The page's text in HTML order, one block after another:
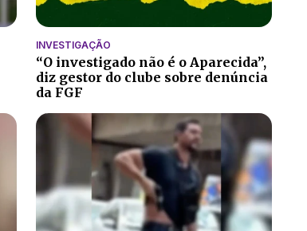
INVESTIGAÇÃO
“O investigado não é o Aparecida”,
diz gestor do clube sobre denúncia
da FGF